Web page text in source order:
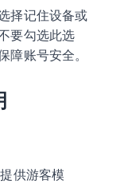
择记住设备或
要勾选此选
障账号安全。
供游客模